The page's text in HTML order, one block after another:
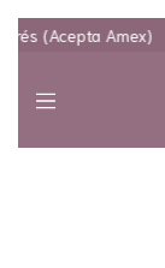
(Acepta Amex)